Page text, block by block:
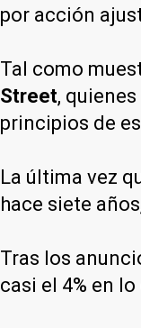
por acción
Tal como
Street,
principios de
La última vez
hace siete
Tras los
casi el 4% en